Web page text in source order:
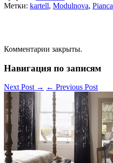
Метки: kartell, Modulnova, Pianca
Комментарии закрыты.
Навигация по записям
Next Post → ← Previous Post